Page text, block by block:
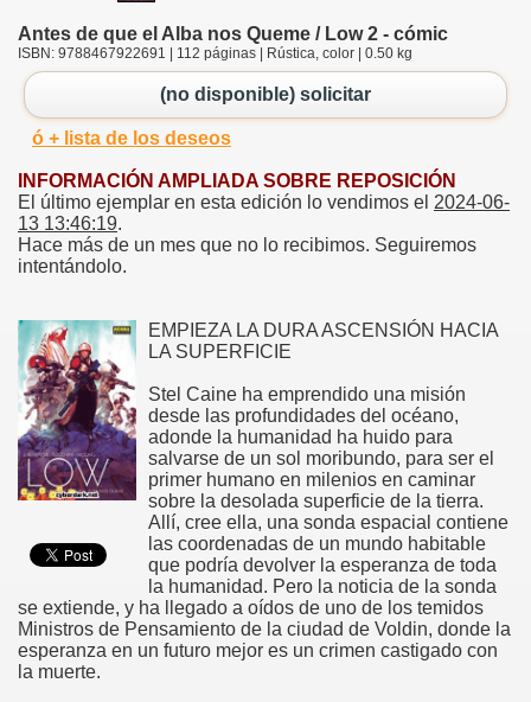
Antes de que el Alba nos Queme / Low 2 - cómic
ISBN: 9788467922691 | 112 páginas | Rústica, color | 0.50 kg
(no disponible) solicitar
ó + lista de los deseos
INFORMACIÓN AMPLIADA SOBRE REPOSICIÓN
El último ejemplar en esta edición lo vendimos el 2024-06-
13 13:46:19.
Hace más de un mes que no lo recibimos. Seguiremos
intentándolo.
EMPIEZA LA DURA ASCENSIÓN HACIA
LA SUPERFICIE
Stel Caine ha emprendido una misión
desde las profundidades del océano,
adonde la humanidad ha huido para
salvarse de un sol moribundo, para ser el
primer humano en milenios en caminar
sobre la desolada superficie de la tierra.
Allí, cree ella, una sonda espacial contiene
las coordenadas de un mundo habitable
que podría devolver la esperanza de toda
la humanidad. Pero la noticia de la sonda
se extiende, y ha llegado a oídos de uno de los temidos
Ministros de Pensamiento de la ciudad de Voldin, donde la
esperanza en un futuro mejor es un crimen castigado con
la muerte.